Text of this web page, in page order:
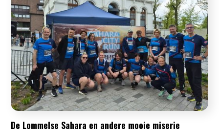
De Lommelse Sahara en andere mooie miserie